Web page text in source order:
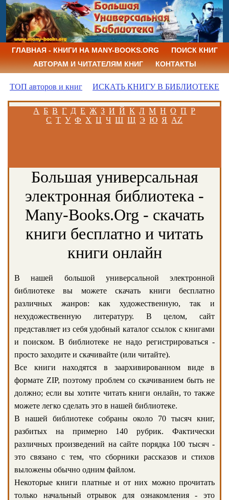
ГЛАВНАЯ - КНИГИ НА MANY-BOOKS.ORG
ПОИСК КНИГ
АВТОРАМ И ЧИТАТЕЛЯМ КНИГ
КОНТАКТЫ
ТОП авторов и книг ИСКАТЬ КНИГУ В БИБЛИОТЕКЕ
А Б В Г Д Е Ж З И Й К Л М Н О П Р
С Т У Ф Х Ц Ч Ш Щ Э Ю Я AZ
Большая универсальная
электронная библиотека -
Many-Books.Org - скачать
книги бесплатно и читать
книги онлайн
В нашей большой универсальной электронной
библиотеке вы можете скачать книги бесплатно
различных жанров: как художественную, так и
нехудожественную литературу. В целом, сайт
представляет из себя удобный каталог ссылок с книгами
и поиском. В библиотеке не надо регистрироваться -
просто заходите и скачивайте (или читайте).
Все книги находятся в заархивированном виде в
формате ZIP, поэтому проблем со скачиванием быть не
должно; если вы хотите читать книги онлайн, то также
можете легко сделать это в нашей библиотеке.
В нашей библиотеке собраны около 70 тысяч книг,
разбитых на примерно 140 рубрик. Фактически
различных произведений на сайте порядка 100 тысяч -
это связано с тем, что сборники рассказов и стихов
выложены обычно одним файлом.
Некоторые книги платные и от них можно прочитать
только начальный отрывок для ознакомления - это